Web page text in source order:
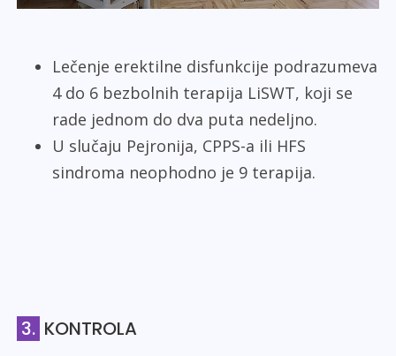
Lečenje erektilne disfunkcije podrazumeva
4 do 6 bezbolnih terapija LiSWT, koji se
rade jednom do dva puta nedeljno.
U slučaju Pejronija, CPPS-a ili HFS
sindroma neophodno je 9 terapija.
3. KONTROLA